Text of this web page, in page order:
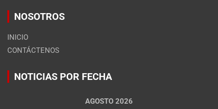
NOSOTROS
INICIO
CONTÁCTENOS
NOTICIAS POR FECHA
AGOSTO 2026